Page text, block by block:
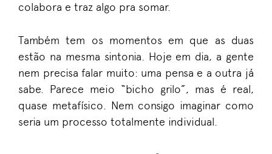
colabora e traz algo pra somar.
Também tem os momentos em que as duas
estão na mesma sintonia. Hoje em dia, a gente
nem precisa falar muito: uma pensa e a outra já
sabe. Parece meio “bicho grilo”, mas é real,
quase metafísico. Nem consigo imaginar como
seria um processo totalmente individual.